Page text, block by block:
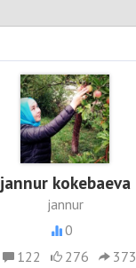
jannur kokebaeva
jannur
0
122 276 373